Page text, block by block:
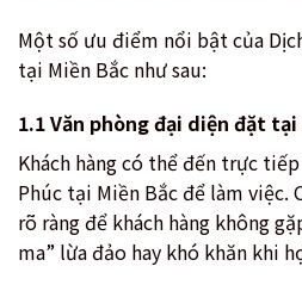
Một số ưu điểm nổi bật của
tại Miền Bắc như sau:
1.1 Văn phòng đại diện đặt tại
Khách hàng có thể đến trực
Phúc tại Miền Bắc để làm việc.
rõ ràng để khách hàng không
ma” lừa đảo hay khó khăn khi